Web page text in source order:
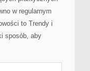
w regularnym
to Trendy i
sposób, aby